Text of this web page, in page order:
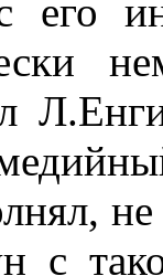
его
не
с